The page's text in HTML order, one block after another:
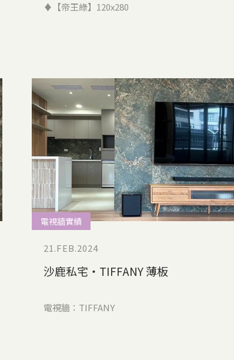
♦【帝王綠】120x280
電視牆實績
21.FEB.2024
沙鹿私宅‧TIFFANY 薄板
電視牆：TIFFANY